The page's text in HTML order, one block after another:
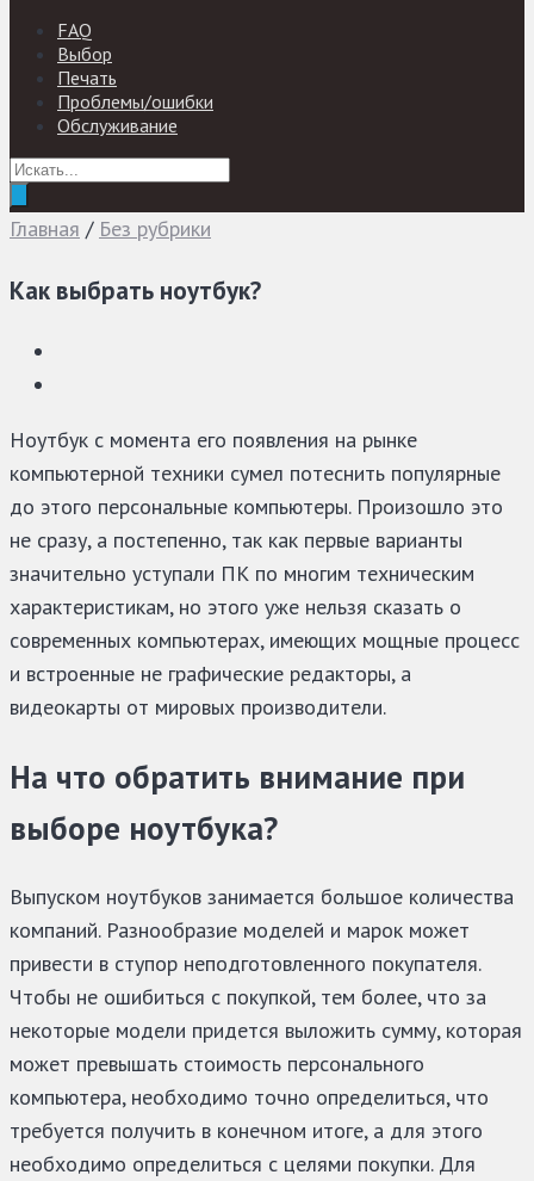
FAQ
Выбор
Печать
Проблемы/ошибки
Обслуживание
Главная / Без рубрики
Как выбрать ноутбук?
Ноутбук с момента его появления на рынке
компьютерной техники сумел потеснить популярные
до этого персональные компьютеры. Произошло это
не сразу, а постепенно, так как первые варианты
значительно уступали ПК по многим техническим
характеристикам, но этого уже нельзя сказать о
современных компьютерах, имеющих мощные процесс
и встроенные не графические редакторы, а
видеокарты от мировых производители.
На что обратить внимание при
выборе ноутбука?
Выпуском ноутбуков занимается большое количества
компаний. Разнообразие моделей и марок может
привести в ступор неподготовленного покупателя.
Чтобы не ошибиться с покупкой, тем более, что за
некоторые модели придется выложить сумму, которая
может превышать стоимость персонального
компьютера, необходимо точно определиться, что
требуется получить в конечном итоге, а для этого
необходимо определиться с целями покупки. Для